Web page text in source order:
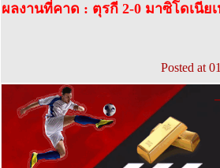
ผลงานที่คาด : ตุรกี 2-0 มาซิโดเนีย
Posted at